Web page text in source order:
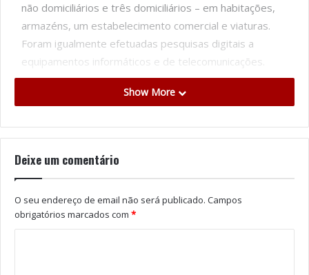
não domiciliários e três domiciliários – em habitações,
armazéns, um estabelecimento comercial e viaturas.
Foram igualmente efetuadas pesquisas digitais a
equipamentos informáticos e de telecomunicações.
Em nota de imprensa, a ASAE indica que as diligências
10.000 litros de óleo alimentar rotulado
fraudulentamente como azeite, milhares de rótulos e
Show More
Deixe um comentário
O seu endereço de email não será publicado. Campos
obrigatórios marcados com *